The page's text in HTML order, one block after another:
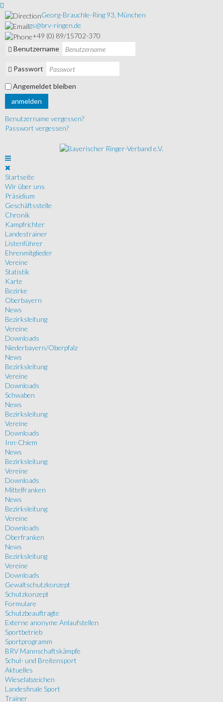
Georg-Brauchle-Ring 93, München
gs@brv-ringen.de
+49 (0) 89/15702-370
Benutzername
Passwort
Angemeldet bleiben
anmelden
Benutzername vergessen?
Passwort vergessen?
Startseite
Wir über uns
Präsidium
Geschäftsstelle
Chronik
Kampfrichter
Landestrainer
Listenführer
Ehrenmitglieder
Vereine
Statistik
Karte
Bezirke
Oberbayern
News
Bezirksleitung
Vereine
Downloads
Niederbayern/Oberpfalz
News
Bezirksleitung
Vereine
Downloads
Schwaben
News
Bezirksleitung
Vereine
Downloads
Inn-Chiem
News
Bezirksleitung
Vereine
Downloads
Mittelfranken
News
Bezirksleitung
Vereine
Downloads
Oberfranken
News
Bezirksleitung
Vereine
Downloads
Gewaltschutzkonzept
Schutzkonzept
Formulare
Schutzbeauftragte
Externe anonyme Anlaufstellen
Sportbetrieb
Sportprogramm
BRV Mannschaftskämpfe
Schul- und Breitensport
Aktuelles
Wieselabzeichen
Landesfinale Sport
Trainer